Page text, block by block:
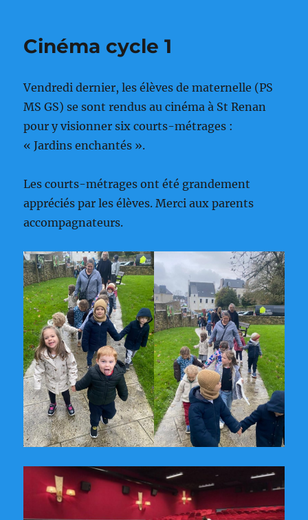
médiathèque
Cinéma cycle 1
Vendredi dernier, les élèves de maternelle (PS
MS GS) se sont rendus au cinéma à St Renan
pour y visionner six courts-métrages :
« Jardins enchantés ».
Les courts-métrages ont été grandement
appréciés par les élèves. Merci aux parents
accompagnateurs.